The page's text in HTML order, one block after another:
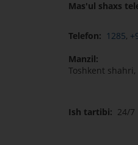
Mas'ul shaxs
Telefon: 1285,
Manzil:
Toshkent
Ish tartibi: 24/7